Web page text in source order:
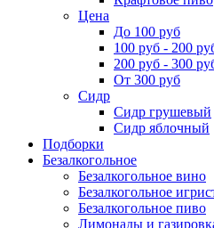
Цена
До 100 руб
100 руб - 200
200 руб - 300
От 300 руб
Сидр
Сидр грушевый
Сидр яблочный
Подборки
Безалкогольное
Безалкогольное вино
Безалкогольное
Безалкогольное пиво
Лимонады и